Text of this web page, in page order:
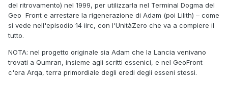
del ritrovamento) nel 1999, per utilizzarla nel Terminal Dogma del
Geo Front e arrestare la rigenerazione di Adam (poi Lilith) – come
si vede nell'episodio 14 iirc, con l'UnitàZero che va a compiere il
tutto.
NOTA: nel progetto originale sia Adam che la Lancia venivano
trovati a Qumran, insieme agli scritti essenici, e nel GeoFront
c'era Arqa, terra primordiale degli eredi degli esseni stessi.